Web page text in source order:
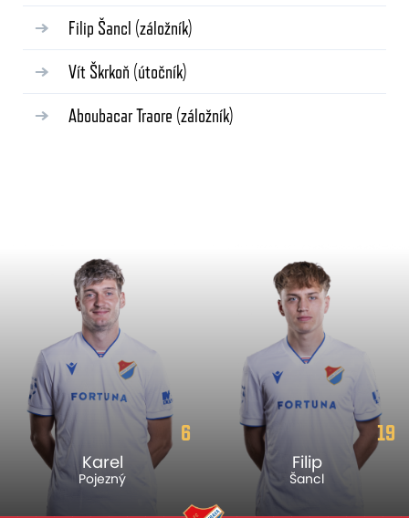
Filip Šancl (záložník)
Vít Škrkoň (útočník)
Aboubacar Traore (záložník)
6
Karel
Pojezný
19
Filip
Šancl